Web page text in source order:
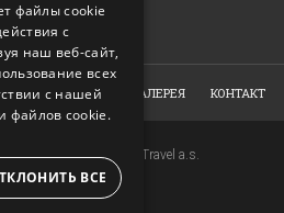
ЗАКАЗ ФОТОГАЛЕРЕЯ КОНТАКТ
EuroAgentur Hotels&Travel a.s.
бронирования
RUSSIAN
файлы cookie
с
наш веб-сайт,
всех
с нашей
файлов cookie.
ВСЕ